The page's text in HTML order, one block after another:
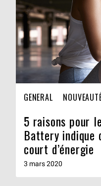
GENERAL
5 raisons pour
Battery indique
court d’énergie
3 mars 2020